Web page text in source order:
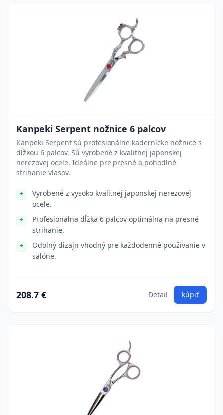
Kanpeki Serpent nožnice 6 palcov
Kanpeki Serpent sú profesionálne kadernícke nožnice s
dĺžkou 6 palcov. Sú vyrobené z kvalitnej japonskej
nerezovej ocele. Ideálne pre presné a pohodlné
strihanie vlasov.
Vyrobené z vysoko kvalitnej japonskej nerezovej
ocele.
Profesionálna dĺžka 6 palcov optimálna na presné
strihanie.
Odolný dizajn vhodný pre každodenné používanie v
salóne.
208.7 € Detail kúpiť